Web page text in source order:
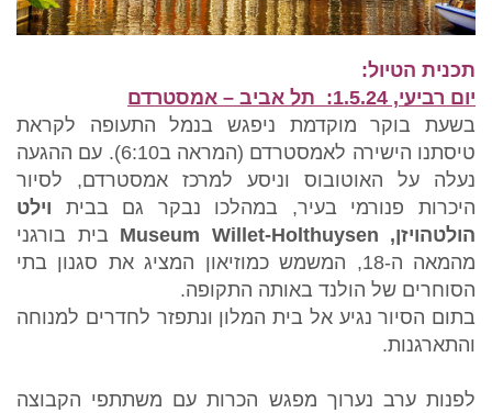
תכנית הטיול:
יום רביעי, 1.5.24: תל אביב – אמסטרדם
בשעת בוקר מוקדמת ניפגש בנמל התעופה לקראת
טיסתנו הישירה לאמסטרדם (המראה ב6:10). עם ההגעה
נעלה על האוטובוס וניסע למרכז אמסטרדם, לסיור
היכרות פנורמי בעיר, במהלכו נבקר גם בבית וילט
הולטהויזן, Museum Willet-Holthuysen בית בורגני
מהמאה ה-18, המשמש כמוזיאון המציג את סגנון בתי
הסוחרים של הולנד באותה התקופה.
בתום הסיור נגיע אל בית המלון ונתפזר לחדרים למנוחה
והתארגנות.
לפנות ערב נערוך מפגש הכרות עם משתתפי הקבוצה